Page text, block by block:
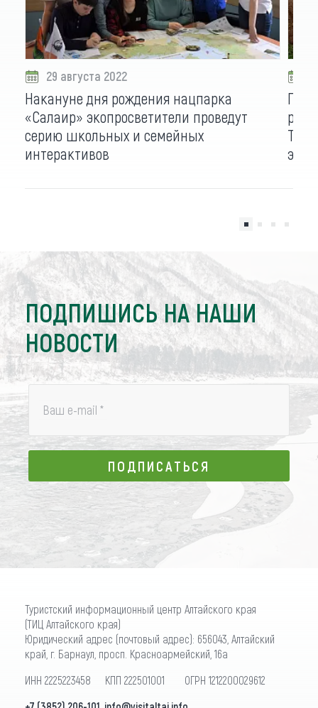
29 августа 2022
Накануне дня рождения нацпарка
«Салаир» экопросветители проведут
серию школьных и семейных
интерактивов
Про
ПОДПИШИСЬ НА НАШИ
НОВОСТИ
Ваш e-mail *
ПОДПИСАТЬСЯ
ПОДПИСАТЬСЯ
Туристский информационный центр Алтайского края
(ТИЦ Алтайского края)
Юридический адрес (почтовый адрес): 656043, Алтайский
край, г. Барнаул, просп. Красноармейский, 16а
ИНН 2225223458 КПП 222501001 ОГРН 1212200029612